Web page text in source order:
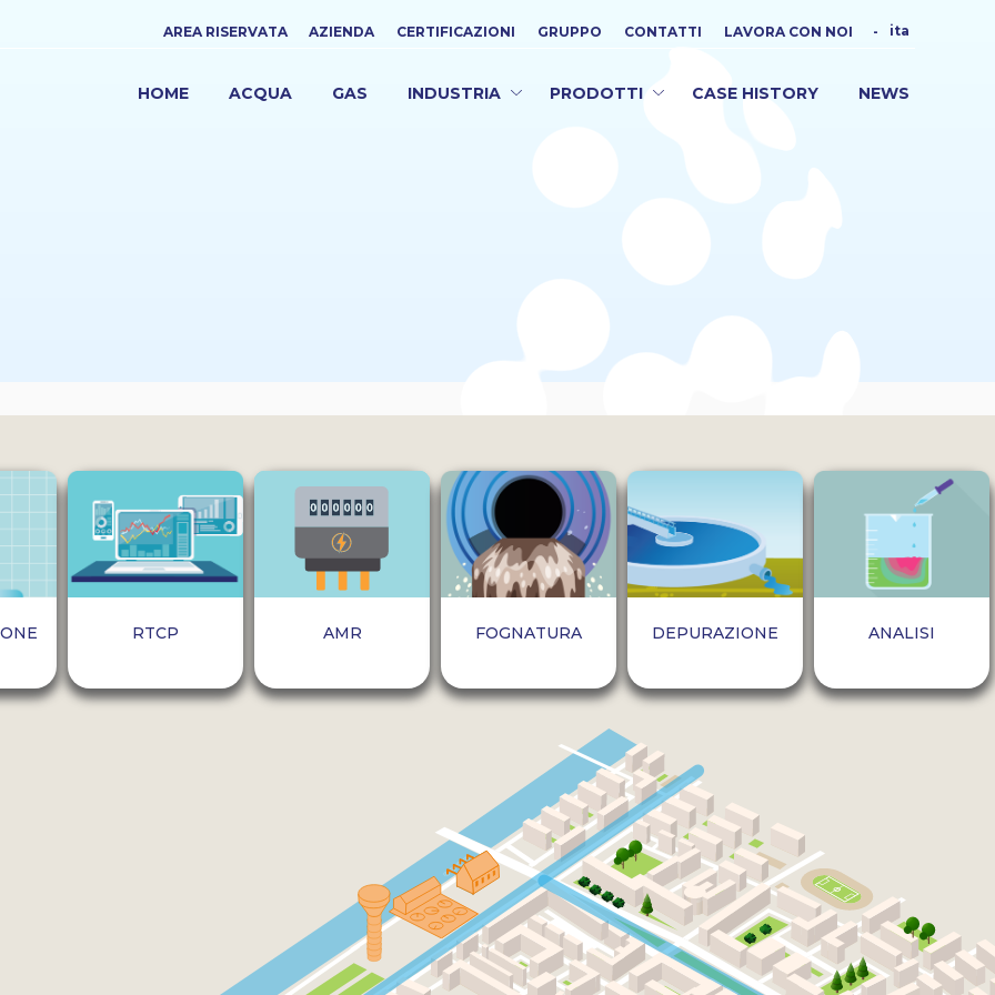
Top
AREA RISERVATA AZIENDA CERTIFICAZIONI GRUPPO CONTATTI LAVORA CON NOI - ita
NAVIGAZIONE
HOME ACQUA GAS INDUSTRIA PRODOTTI CASE HISTORY NEWS
RTCP AMR FOGNATURA DEPURAZIONE ANALISI